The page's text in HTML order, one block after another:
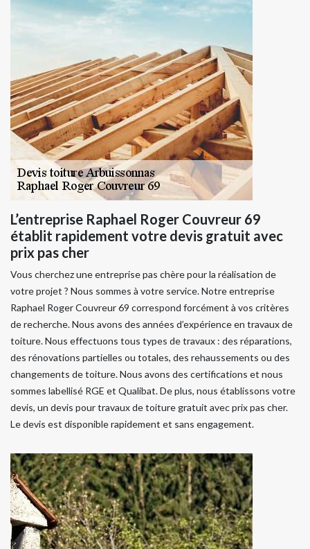
L’entreprise Raphael Roger Couvreur 69
établit rapidement votre devis gratuit avec
prix pas cher
Vous cherchez une entreprise pas chère pour la réalisation de
votre projet ? Nous sommes à votre service. Notre entreprise
Raphael Roger Couvreur 69 correspond forcément à vos critères
de recherche. Nous avons des années d’expérience en travaux de
toiture. Nous effectuons tous types de travaux : des réparations,
des rénovations partielles ou totales, des rehaussements ou des
changements de toiture. Nous avons des certifications et nous
sommes labellisé RGE et Qualibat. De plus, nous établissons votre
devis, un devis pour travaux de toiture gratuit avec prix pas cher.
Le devis est disponible rapidement et sans engagement.